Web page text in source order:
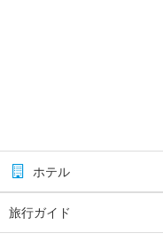
ホテル
旅行ガイド